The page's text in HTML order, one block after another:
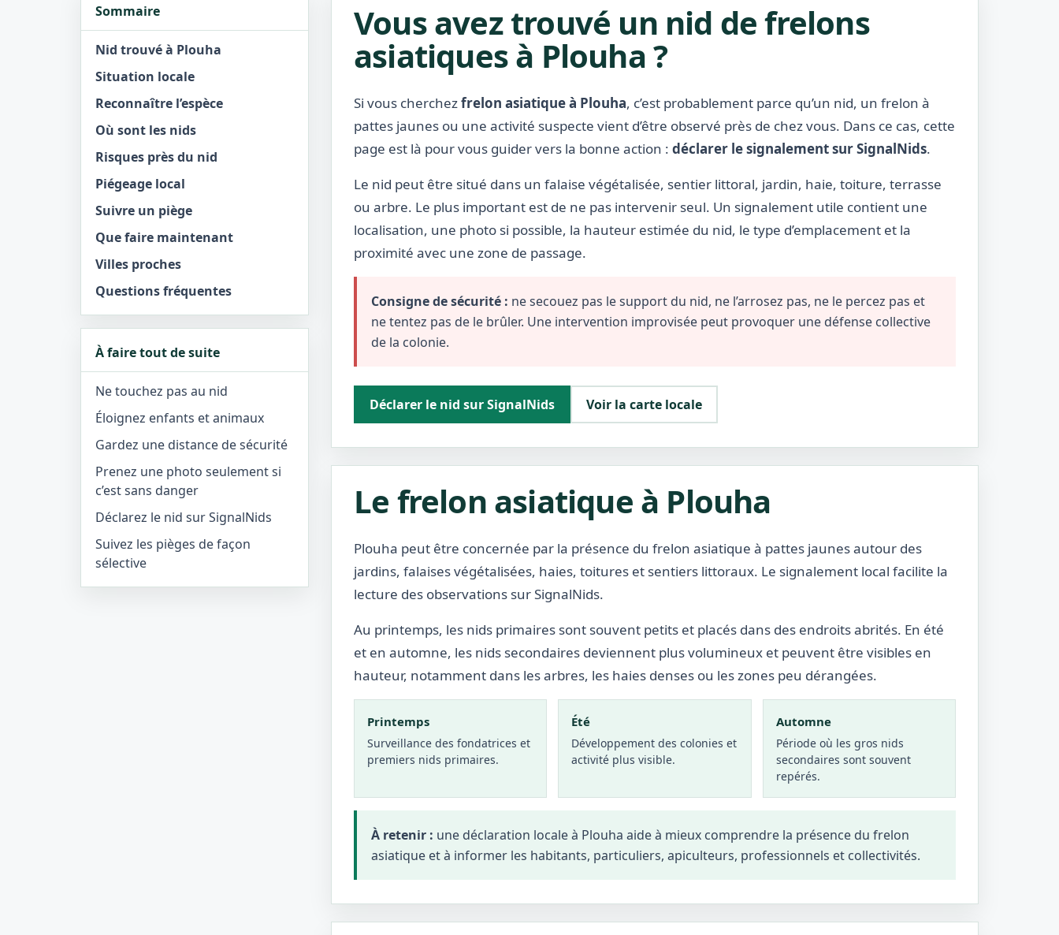
Sommaire
Nid trouvé à Plouha
Situation locale
Reconnaître l’espèce
Où sont les nids
Risques près du nid
Piégeage local
Suivre un piège
Que faire maintenant
Villes proches
Questions fréquentes
À faire tout de suite
Ne touchez pas au nid
Éloignez enfants et animaux
Gardez une distance de sécurité
Prenez une photo seulement si
c’est sans danger
Déclarez le nid sur SignalNids
Suivez les pièges de façon
sélective
Vous avez trouvé un nid de frelons
asiatiques à Plouha ?
Si vous cherchezfrelon asiatique à Plouha, c’est probablement parce qu’un nid, un frelon à
pattes jaunes ou une activité suspecte vient d’être observé près de chez vous. Dans ce cas, cette
page est là pour vous guider vers la bonne action : déclarer le signalement sur SignalNids.
Le nid peut être situé dans un falaise végétalisée, sentier littoral, jardin, haie, toiture, terrasse
ou arbre. Le plus important est de ne pas intervenir seul. Un signalement utile contient une
localisation, une photo si possible, la hauteur estimée du nid, le type d’emplacement et la
proximité avec une zone de passage.
Consigne de sécurité : ne secouez pas le support du nid, ne l’arrosez pas, ne le percez pas et
ne tentez pas de le brûler. Une intervention improvisée peut provoquer une défense collective
de la colonie.
Déclarer le nid sur SignalNids Voir la carte locale
Le frelon asiatique à Plouha
Plouha peut être concernée par la présence du frelon asiatique à pattes jaunes autour des
jardins, falaises végétalisées, haies, toitures et sentiers littoraux. Le signalement local facilite la
lecture des observations sur SignalNids.
Au printemps, les nids primaires sont souvent petits et placés dans des endroits abrités. En été
et en automne, les nids secondaires deviennent plus volumineux et peuvent être visibles en
hauteur, notamment dans les arbres, les haies denses ou les zones peu dérangées.
Printemps
Surveillance des fondatrices et
premiers nids primaires.
Été
Développement des colonies et
activité plus visible.
Automne
Période où les gros nids
secondaires sont souvent
repérés.
À retenir : une déclaration locale à Plouha aide à mieux comprendre la présence du frelon
asiatique et à informer les habitants, particuliers, apiculteurs, professionnels et collectivités.